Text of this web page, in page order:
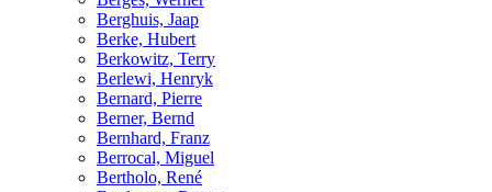
Berghuis, Jaap
Berke, Hubert
Berkowitz, Terry
Berlewi, Henryk
Bernard, Pierre
Berner, Bernd
Bernhard, Franz
Berrocal, Miguel
Bertholo, René